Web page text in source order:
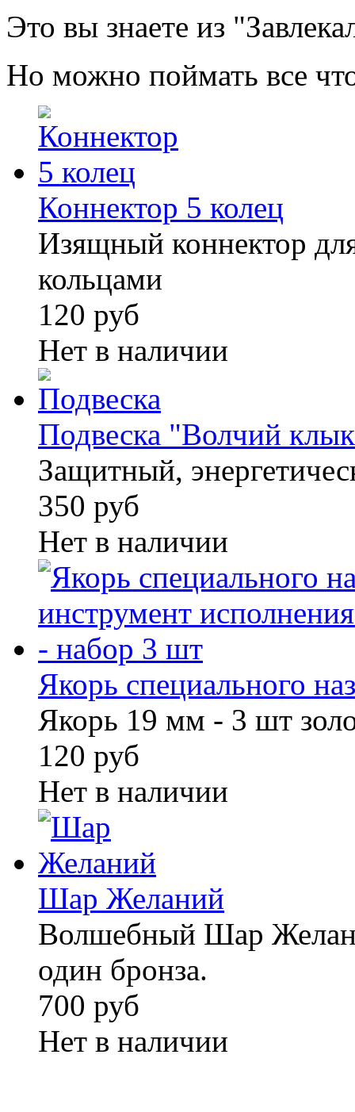
Это вы знаете из
Но можно поймать все
Коннектор 5 колец
Изящный коннектор
кольцами
120 руб
Нет в наличии
Подвеска "Волчий
Защитный,
350 руб
Нет в наличии
Якорь специального
Якорь 19 мм - 3 шт
120 руб
Нет в наличии
Шар Желаний
Волшебный Шар
один бронза.
700 руб
Нет в наличии